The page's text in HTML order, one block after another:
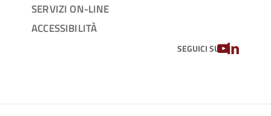
SERVIZI ON-LINE
ACCESSIBILITÀ
SEGUICI SUYOUTUBE
LINKEDIN